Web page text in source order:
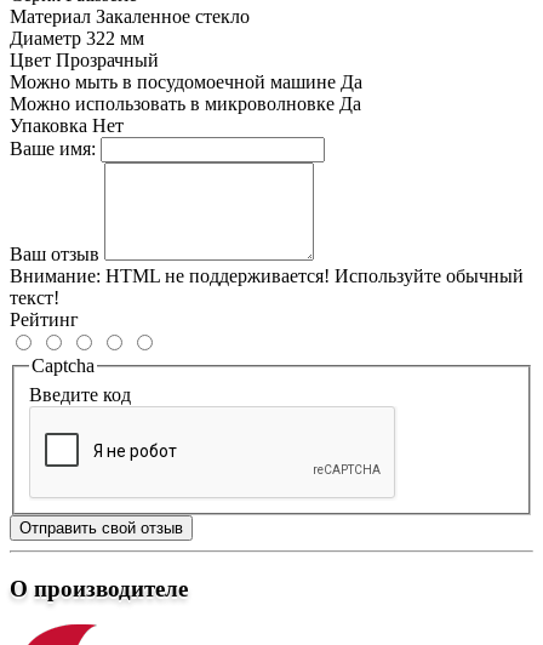
Материал Закаленное стекло
Диаметр 322 мм
Цвет Прозрачный
Можно мыть в посудомоечной машине Да
Можно использовать в микроволновке Да
Упаковка Нет
Ваше имя:
Ваш отзыв
Внимание: HTML не поддерживается! Используйте обычный
текст!
Рейтинг
Captcha
Введите код
Отправить свой отзыв
О производителе